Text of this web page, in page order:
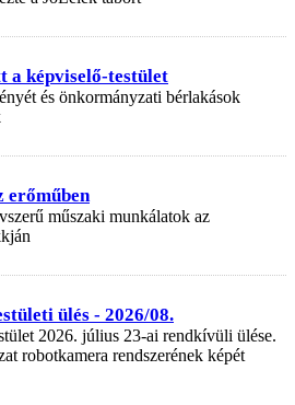
a képviselő-testület
és önkormányzati bérlakások
erőműben
műszaki munkálatok az
ülés - 2026/08.
2026. július 23-ai rendkívüli ülése.
robotkamera rendszerének képét